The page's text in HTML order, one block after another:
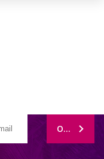
ODEBÍRAT